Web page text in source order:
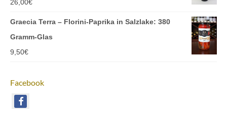
26,00€
Graecia Terra – Florini-Paprika in Salzlake: 380
Gramm-Glas
9,50€
Facebook